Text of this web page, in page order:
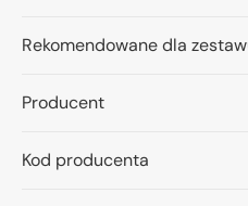
Rekomendowane dla
Producent
Kod producenta